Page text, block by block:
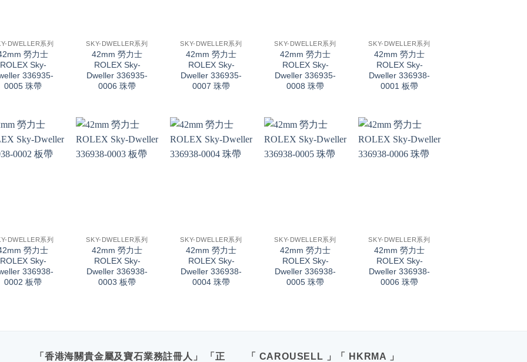
DWELLER系列
勞力士
ROLEX Sky-
336935-
0005 珠帶
SKY-DWELLER系列
42mm 勞力士
ROLEX Sky-
Dweller 336935-
0006 珠帶
SKY-DWELLER系列
42mm 勞力士
ROLEX Sky-
Dweller 336935-
0007 珠帶
SKY-DWELLER系列
42mm 勞力士
ROLEX Sky-
Dweller 336935-
0008 珠帶
SKY-DWELLER系列
42mm 勞力士
ROLEX Sky-
Dweller 336938-
0001 板帶
DWELLER系列
勞力士
ROLEX Sky-
336938-
0002 板帶
SKY-DWELLER系列
42mm 勞力士
ROLEX Sky-
Dweller 336938-
0003 板帶
SKY-DWELLER系列
42mm 勞力士
ROLEX Sky-
Dweller 336938-
0004 珠帶
SKY-DWELLER系列
42mm 勞力士
ROLEX Sky-
Dweller 336938-
0005 珠帶
SKY-DWELLER系列
42mm 勞力士
ROLEX Sky-
Dweller 336938-
0006 珠帶
「香港海關貴金屬及寶石業務註冊人」 「正
「 CAROUSELL 」「 HKRMA 」